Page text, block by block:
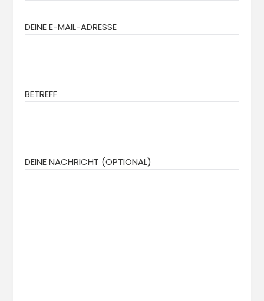
DEINE E-MAIL-ADRESSE
BETREFF
DEINE NACHRICHT (OPTIONAL)